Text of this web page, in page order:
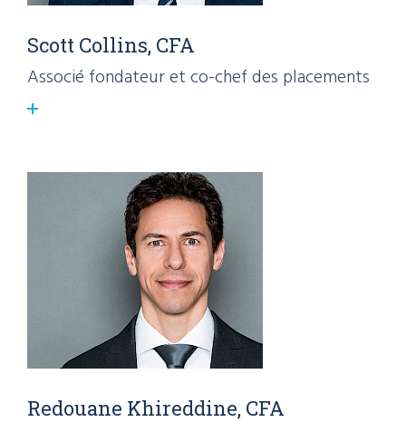
Scott Collins, CFA
Associé fondateur et co-chef des placements
Redouane Khireddine, CFA